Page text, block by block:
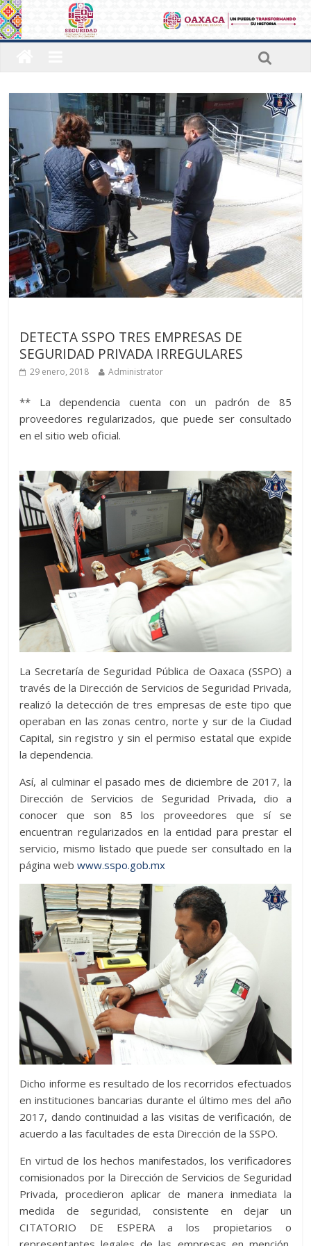
DETECTA SSPO TRES EMPRESAS DE
SEGURIDAD PRIVADA IRREGULARES
29 enero, 2018 Administrator
** La dependencia cuenta con un padrón de 85
proveedores regularizados, que puede ser consultado
en el sitio web oficial.
La Secretaría de Seguridad Pública de Oaxaca (SSPO) a
través de la Dirección de Servicios de Seguridad Privada,
realizó la detección de tres empresas de este tipo que
operaban en las zonas centro, norte y sur de la Ciudad
Capital, sin registro y sin el permiso estatal que expide
la dependencia.
Así, al culminar el pasado mes de diciembre de 2017, la
Dirección de Servicios de Seguridad Privada, dio a
conocer que son 85 los proveedores que sí se
encuentran regularizados en la entidad para prestar el
servicio, mismo listado que puede ser consultado en la
página webwww.sspo.gob.mx
Dicho informe es resultado de los recorridos efectuados
en instituciones bancarias durante el último mes del año
2017, dando continuidad a las visitas de verificación, de
acuerdo a las facultades de esta Dirección de la SSPO.
En virtud de los hechos manifestados, los verificadores
comisionados por la Dirección de Servicios de Seguridad
Privada, procedieron aplicar de manera inmediata la
medida de seguridad, consistente en dejar un
CITATORIO DE ESPERA a los propietarios o